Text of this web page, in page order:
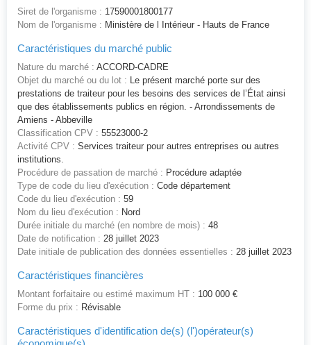
Siret de l'organisme : 17590001800177
Nom de l'organisme : Ministère de l Intérieur - Hauts de France
Caractéristiques du marché public
Nature du marché : ACCORD-CADRE
Objet du marché ou du lot : Le présent marché porte sur des
prestations de traiteur pour les besoins des services de l’État ainsi
que des établissements publics en région. - Arrondissements de
Amiens - Abbeville
Classification CPV : 55523000-2
Activité CPV : Services traiteur pour autres entreprises ou autres
institutions.
Procédure de passation de marché : Procédure adaptée
Type de code du lieu d'exécution : Code département
Code du lieu d'exécution : 59
Nom du lieu d'exécution : Nord
Durée initiale du marché (en nombre de mois) : 48
Date de notification : 28 juillet 2023
Date initiale de publication des données essentielles : 28 juillet 2023
Caractéristiques financières
Montant forfaitaire ou estimé maximum HT : 100 000 €
Forme du prix : Révisable
Caractéristiques d'identification de(s) (l')opérateur(s)